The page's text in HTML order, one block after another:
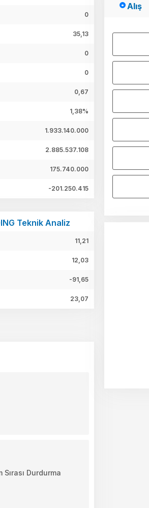
0
35,13
0
0
0,67
1,38%
1.933.140.000
2.885.537.108
175.740.000
-201.250.415
Teknik Analiz
11,21
12,03
-91,65
23,07
Durdurma
Alış